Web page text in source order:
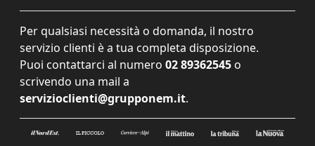
Per qualsiasi necessità o domanda, il nostro
servizio clienti è a tua completa disposizione.
Puoi contattarci al numero 02 89362545 o
scrivendo una mail a
servizioclienti@grupponem.it.